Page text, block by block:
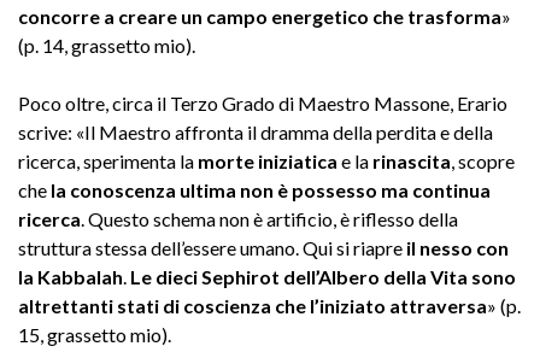
concorre a creare un campo energetico che trasforma»
(p. 14, grassetto mio).
Poco oltre, circa il Terzo Grado di Maestro Massone, Erario
scrive: «Il Maestro affronta il dramma della perdita e della
ricerca, sperimenta la morte iniziatica e la rinascita , scopre
che la conoscenza ultima non è possesso ma continua
ricerca . Questo schema non è artificio, è riflesso della
struttura stessa dell’essere umano. Qui si riapre il nesso con
la Kabbalah Le dieci Sephirot dell’Albero della Vita sono
altrettanti stati di coscienza che l’iniziato attraversa» (p.
15, grassetto mio).